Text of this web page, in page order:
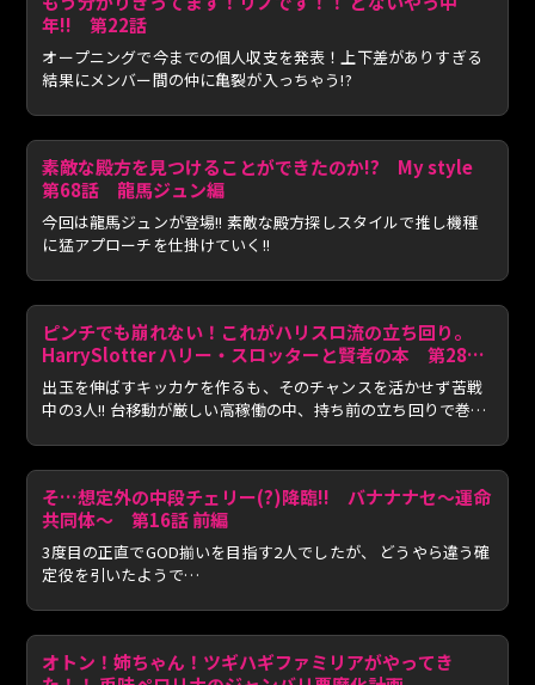
年!! 第22話
オープニングで今までの個人収支を発表！上下差がありすぎる
結果にメンバー間の仲に亀裂が入っちゃう!?
素敵な殿方を見つけることができたのか!? My style
第68話 龍馬ジュン編
今回は龍馬ジュンが登場!! 素敵な殿方探しスタイルで推し機種
に猛アプローチを仕掛けていく!!
ピンチでも崩れない！これがハリスロ流の立ち回り。
HarrySlotter ハリー・スロッターと賢者の本 第28話
(3/4)
出玉を伸ばすキッカケを作るも、そのチャンスを活かせず苦戦
中の3人!! 台移動が厳しい高稼働の中、持ち前の立ち回りで巻き
そ…想定外の中段チェリー(?)降臨!! バナナナセ～運命
共同体～ 第16話 前編
3度目の正直でGOD揃いを目指す2人でしたが、 どうやら違う確
定役を引いたようで…
オトン！姉ちゃん！ツギハギファミリアがやってき